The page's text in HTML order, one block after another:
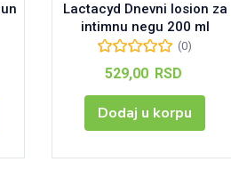
Lactacyd Dnevni losion za
intimnu negu 200 ml
(0)
529,00 RSD
Dodaj u korpu